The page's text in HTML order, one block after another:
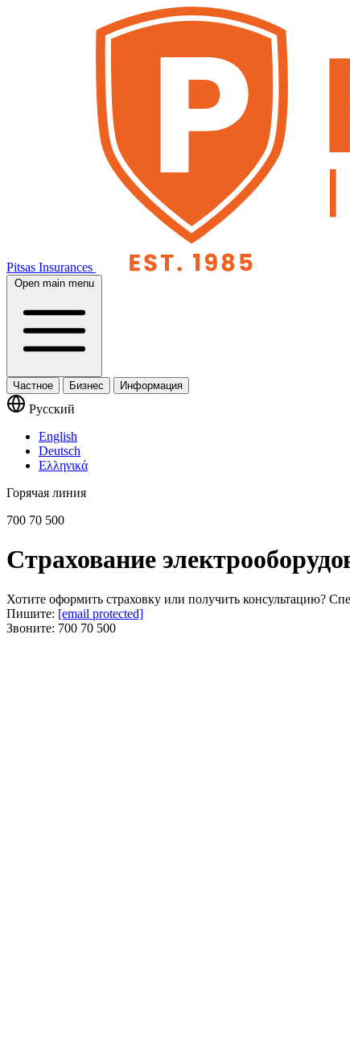
Pitsas Insurances
Open main menu
Частное Бизнес Информация
Русский
English
Deutsch
Ελληνικά
Горячая линия
700 70 500
Страхование
Хотите оформить страховку или получить консультацию?
Пишите: [email protected]
Звоните: 700 70 500